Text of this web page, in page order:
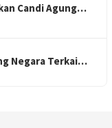
Candi Agung…
Negara Terkai…